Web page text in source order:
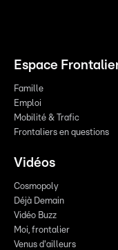
Espace
Famille
Emploi
Mobilité & Trafic
Frontaliers en questions
Vidéos
Cosmopoly
Déjà Demain
Vidéo Buzz
Moi, frontalier
Venus d'ailleurs